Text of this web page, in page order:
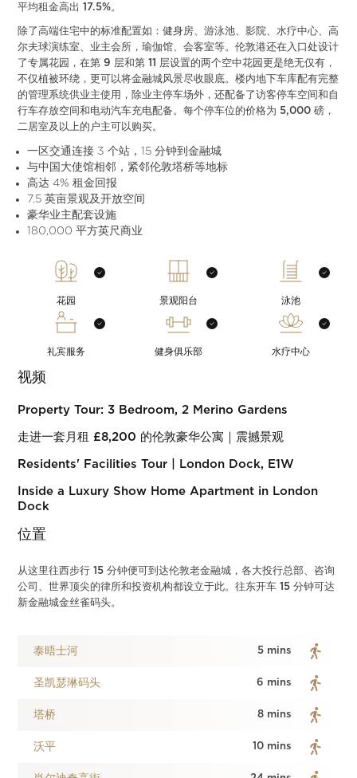
平均租金高出 17.5%。
除了高端住宅中的标准配置如：健身房、游泳池、影院、水疗中心、高
尔夫球演练室、业主会所，瑜伽馆、会客室等。伦敦港还在入口处设计
了专属花园，在第 9 层和第 11 层设置的两个空中花园更是绝无仅有，
不仅植被环绕，更可以将金融城风景尽收眼底。楼内地下车库配有完整
的管理系统供业主使用，除业主停车场外，还配备了访客停车空间和自
行车存放空间和电动汽车充电配备。每个停车位的价格为 5,000 磅，
二居室及以上的户主可以购买。
一区交通连接 3 个站，15 分钟到金融城
与中国大使馆相邻，紧邻伦敦塔桥等地标
高达 4% 租金回报
7.5 英亩景观及开放空间
豪华业主配套设施
180,000 平方英尺商业
花园 景观阳台 泳池
礼宾服务 健身俱乐部 水疗中心
视频
Property Tour: 3 Bedroom, 2 Merino Gardens
走进一套月租 £8,200 的伦敦豪华公寓｜震撼景观
Residents' Facilities Tour | London Dock, E1W
Inside a Luxury Show Home Apartment in London
Dock
位置
从这里往西步行 15 分钟便可到达伦敦老金融城，各大投行总部、咨询
公司、世界顶尖的律所和投资机构都设立于此。往东开车 15 分钟可达
新金融城金丝雀码头。
泰晤士河 5 mins
圣凯瑟琳码头 6 mins
塔桥 8 mins
沃平 10 mins